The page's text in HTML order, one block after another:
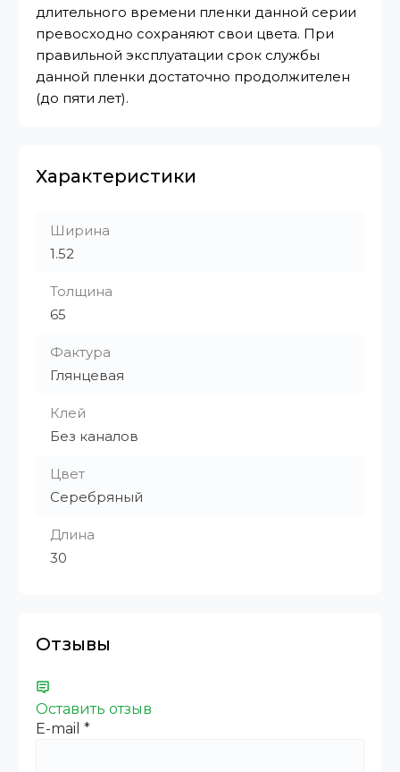
длительного времени пленки данной серии
превосходно сохраняют свои цвета. При
правильной эксплуатации срок службы
данной пленки достаточно продолжителен
(до пяти лет).
Характеристики
Ширина
1.52
Толщина
65
Фактура
Глянцевая
Клей
Без каналов
Цвет
Серебряный
Длина
30
Отзывы
Оставить отзыв
E-mail *